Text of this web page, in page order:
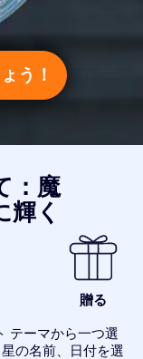
う！
：魔
輝く
贈る
テーマから一つ選
の名前、日付を選